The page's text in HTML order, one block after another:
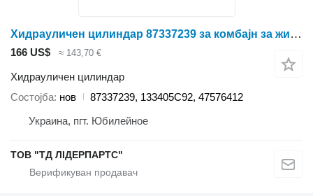
Хидрауличен цилиндар 87337239 за комбајн за жито Case IH
166 US$ ≈ 143,70 €
Хидрауличен цилиндар
Состојба нов
87337239, 133405C92, 47576412
Украина, пгт. Юбилейное
ТОВ "ТД ЛІДЕРПАРТС"